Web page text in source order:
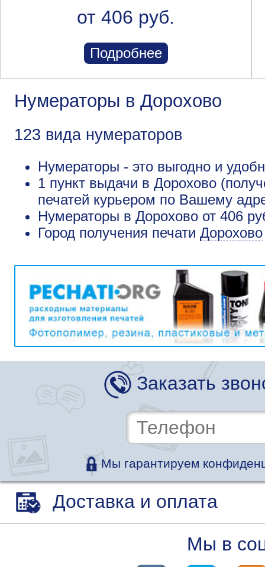
от 406 руб.
Подробнее
Нумераторы в Дорохово
123 вида нумераторов
Нумераторы - это выгодно и
1 пункт выдачи в Дорохово
печатей курьером по Вашему
Нумераторы в Дорохово от 406
Город получения печати Дорохово
Заказать
Мы гарантируем
Доставка и оплата
Мы в